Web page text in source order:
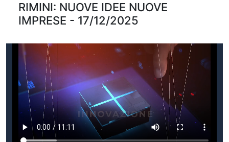
RIMINI: NUOVE IDEE NUOVE
IMPRESE - 17/12/2025